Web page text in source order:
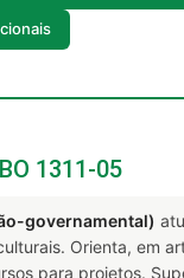
1311-05
governamental)
Orienta, em
para projetos.